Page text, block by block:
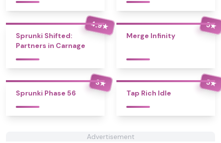
4.9★
Sprunki Shifted:
Partners in Carnage
5★
Merge Infinity
3★
Sprunki Phase 56
5★
Tap Rich Idle
Advertisement